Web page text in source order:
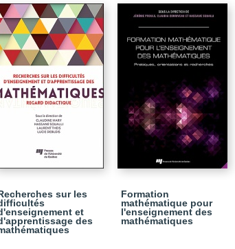
sur les
et
des
Formation
mathématique pour
l'enseignement des
mathématiques